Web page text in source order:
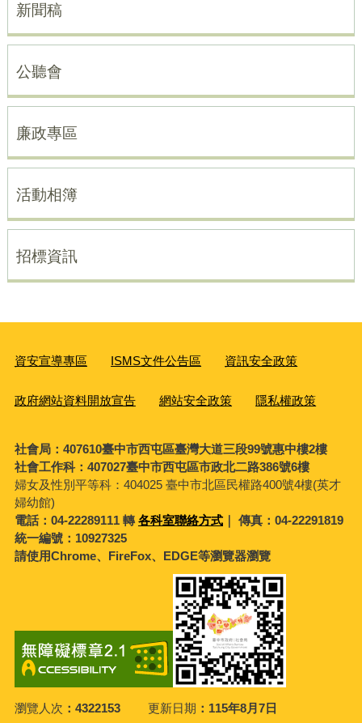
新聞稿
公聽會
廉政專區
活動相簿
招標資訊
資安宣導專區 ISMS文件公告區 資訊安全政策
政府網站資料開放宣告 網站安全政策 隱私權政策
社會局：407610臺中市西屯區臺灣大道三段99號惠中樓2樓
社會工作科：407027臺中市西屯區市政北二路386號6樓
婦女及性別平等科： 404025 臺中市北區民權路400號4樓(英才
婦幼館)
電話：04-22289111 轉各科室聯絡方式｜ 傳真：04-22291819
統一編號：10927325
請使用Chrome、FireFox、EDGE等瀏覽器瀏覽
瀏覽人次 4322153 更新日期 115年8月7日